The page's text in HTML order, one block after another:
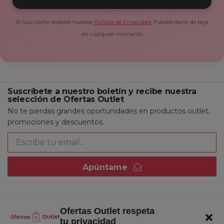
Ofertas Outlet respeta
tu privacidad
Al suscribirte aceptas nuestra Política de Privacidad . Puedes darte de baja
en cualquier momento.
Suscríbete a nuestro boletín y recibe nuestra
selección de Ofertas Outlet
No te pierdas grandes oportunidades en productos outlet,
promociones y descuentos.
Apúntame
Quienes somos